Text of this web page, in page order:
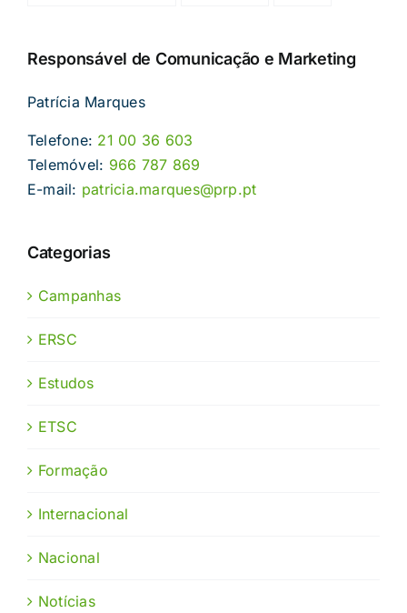
Responsável de Comunicação e Marketing
Patrícia Marques
Telefone: 21 00 36 603
Telemóvel: 966 787 869
E-mail: patricia.marques@prp.pt
Categorias
Campanhas
ERSC
Estudos
ETSC
Formação
Internacional
Nacional
Notícias